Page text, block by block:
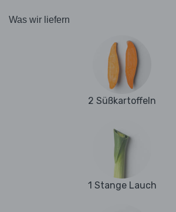
Was wir liefern
2 Süßkartoffeln
1 Stange Lauch